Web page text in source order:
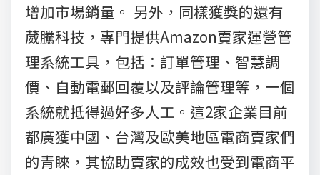
增加市場銷量。 另外，同樣獲獎的還有
葳騰科技，專門提供Amazon賣家運營管
理系統工具，包括：訂單管理、智慧調
價、自動電郵回覆以及評論管理等，一個
系統就抵得過好多人工。這2家企業目前
都廣獲中國、台灣及歐美地區電商賣家們
的青睞，其協助賣家的成效也受到電商平